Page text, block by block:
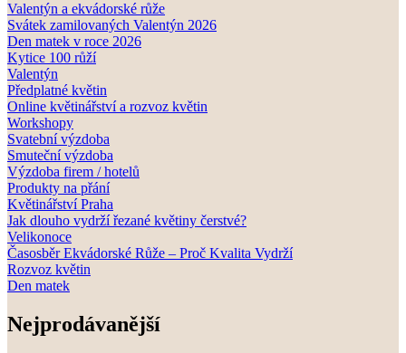
Valentýn a ekvádorské růže
Svátek zamilovaných Valentýn 2026
Den matek v roce 2026
Kytice 100 růží
Valentýn
Předplatné květin
Online květinářství a rozvoz květin
Workshopy
Svatební výzdoba
Smuteční výzdoba
Výzdoba firem / hotelů
Produkty na přání
Květinářství Praha
Jak dlouho vydrží řezané květiny čerstvé?
Velikonoce
Časosběr Ekvádorské Růže – Proč Kvalita Vydrží
Rozvoz květin
Den matek
Nejprodávanější